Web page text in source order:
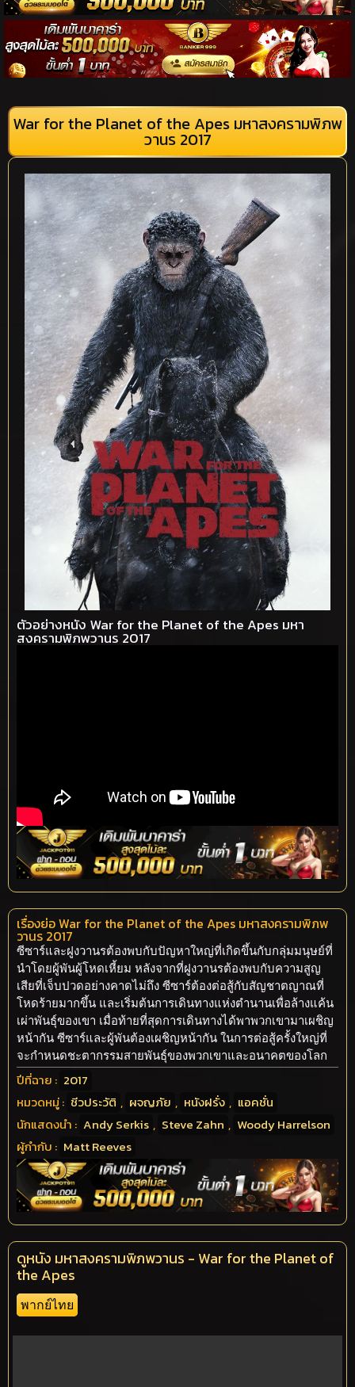
War for the Planet of the Apes มหาสงครามพิภพ
วานร 2017
ตัวอย่างหนัง War for the Planet of the Apes มหา
สงครามพิภพวานร 2017
เรื่องย่อ War for the Planet of the Apes มหาสงครามพิภพ
วานร 2017
ซีซาร์และฝูงวานรต้องพบกับปัญหาใหญ่ที่เกิดขึ้นกับกลุ่มมนุษย์ที่
นำโดยผู้พันผู้โหดเหี้ยม หลังจากที่ฝูงวานรต้องพบกับความสูญ
เสียที่เจ็บปวดอย่างคาดไม่ถึง ซีซาร์ต้องต่อสู้กับสัญชาตญาณที่
โหดร้ายมากขึ้น และเริ่มต้นการเดินทางแห่งตำนานเพื่อล้างแค้น
เผ่าพันธุ์ของเขา เมื่อท้ายที่สุดการเดินทางได้พาพวกเขามาเผชิญ
หน้ากัน ซีซาร์และผู้พันต้องเผชิญหน้ากัน ในการต่อสู้ครั้งใหญ่ที่
จะกำหนดชะตากรรมสายพันธุ์ของพวกเขาและอนาคตของโลก
ปีที่ฉาย : 2017
หมวดหมู่ : ชีวประวัติ , ผจญภัย , หนังฝรั่ง , แอคชั่น
นักแสดงนำ : Andy Serkis , Steve Zahn , Woody Harrelson
ผู้กำกับ : Matt Reeves
ดูหนัง มหาสงครามพิภพวานร - War for the Planet of
the Apes
พากย์ไทย